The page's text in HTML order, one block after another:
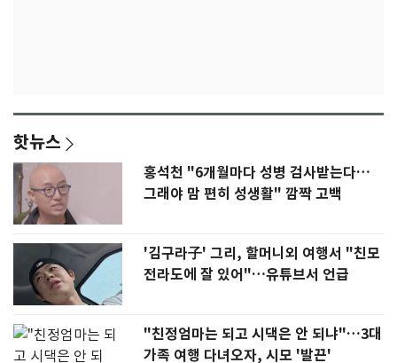
핫뉴스
홍석천 "6개월마다 성병 검사받는다…
그래야 맘 편히 성생활" 깜짝 고백
'김구라子' 그리, 할머니외 여행서 "친모
전라도에 잘 있어"…유튜브서 언급
"친정엄마는 되고 시댁은 안 되냐"…3대
가족 여행 다녀오자, 시모 '발끈'